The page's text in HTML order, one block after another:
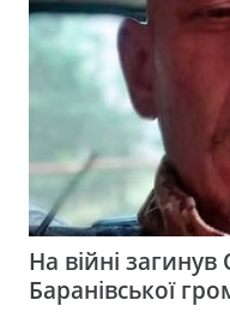
На війні
Баранівської